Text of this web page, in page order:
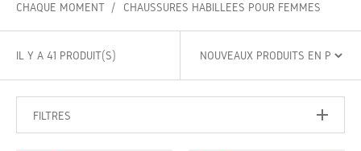
CHAQUE MOMENT
CHAUSSURES HABILLÉES POUR FEMMES
IL Y A 41 PRODUIT(S)
FILTRES